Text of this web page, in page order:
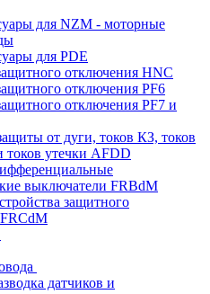
для NZM - моторные
для PDE
отключения HNC
отключения PF6
отключения PF7 и
от дуги, токов КЗ, токов
токов утечки AFDD
выключатели FRBdM
защитного
датчиков и